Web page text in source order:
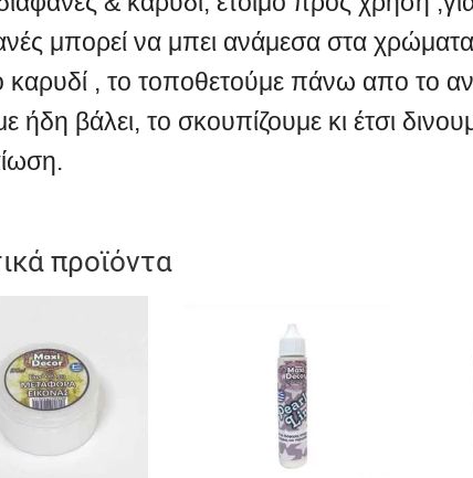
μπορεί να μπει ανάμεσα στα χρώματα
καρυδί , το τοποθετούμε πάνω απο το
ήδη βάλει, το σκουπίζουμε κι έτσι
προϊόντα